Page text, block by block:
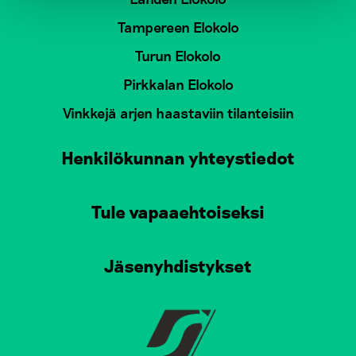
Tampereen Elokolo
Turun Elokolo
Pirkkalan Elokolo
Vinkkejä arjen haastaviin tilanteisiin
Henkilökunnan yhteystiedot
Tule vapaaehtoiseksi
Jäsenyhdistykset